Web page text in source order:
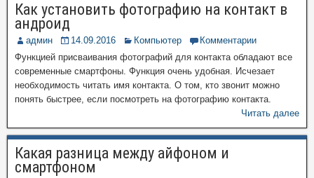
Как установить фотографию на контакт в
андроид
админ 14.09.2016 Компьютер
Комментарии
Функцией присваивания фотографий для контакта обладают все
современные смартфоны. Функция очень удобная. Исчезает
необходимость читать имя контакта. О том, кто звонит можно
понять быстрее, если посмотреть на фотографию контакта.
Читать далее
Какая разница между айфоном и
смартфоном